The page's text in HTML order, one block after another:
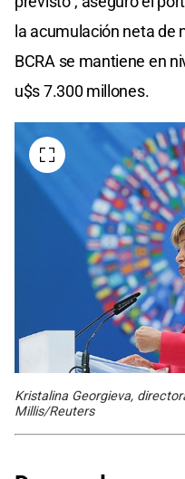
la acumulación neta de
BCRA se mantiene en
u$s 7.300 millones.
Kristalina Georgieva,
Millis/Reuters